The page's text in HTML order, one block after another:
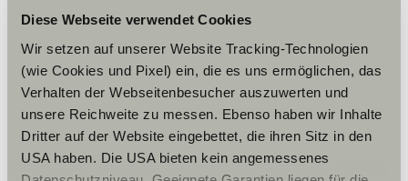
Diese Webseite verwendet Cookies
Wir setzen auf unserer Website Tracking-Technologien
(wie Cookies und Pixel) ein, die es uns ermöglichen, das
Verhalten der Webseitenbesucher auszuwerten und
unsere Reichweite zu messen. Ebenso haben wir Inhalte
Dritter auf der Website eingebettet, die ihren Sitz in den
USA haben. Die USA bieten kein angemessenes
FAHRZEUGVERKAUF
07:30 – 12:00 Uhr
13:00 – 18:00 Uhr
Samstag:
09:00 – 14:00 Uhr
Winteröffnungszeiten
von 1. November bis 28. Februar
Montag-Freitag:
08:30 – 12:00 Uhr